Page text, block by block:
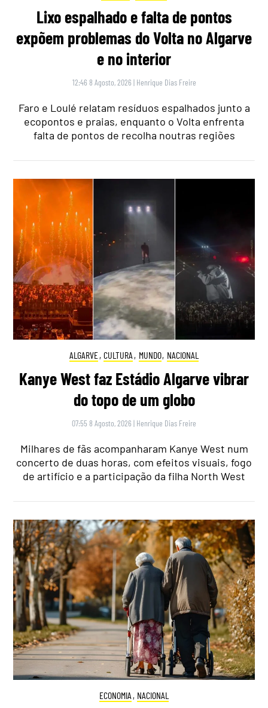
Lixo espalhado e falta de pontos
expõem problemas do Volta no Algarve
e no interior
12:46 8 Agosto, 2026 | Henrique Dias Freire
Faro e Loulé relatam resíduos espalhados junto a
ecopontos e praias, enquanto o Volta enfrenta
falta de pontos de recolha noutras regiões
ALGARVE, CULTURA , MUNDO, NACIONAL
Kanye West faz Estádio Algarve vibrar
do topo de um globo
07:55 8 Agosto, 2026 | Henrique Dias Freire
Milhares de fãs acompanharam Kanye West num
concerto de duas horas, com efeitos visuais, fogo
de artifício e a participação da filha North West
ECONOMIA , NACIONAL